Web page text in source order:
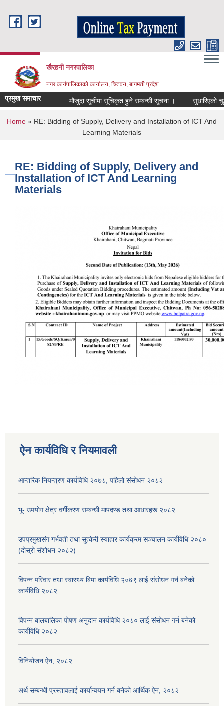
खैरहनी नगरपालिका
नगर कार्यपालिकाको कार्यालय, चितवन, बागमती प्रदेश
प्रमुख समाचार मौजुदा सूचीमा सूचिकृत हुने सम्बन्धी सूचना । सुधारिएको
You are here
Home » RE: Bidding of Supply, Delivery and Installation of ICT And
Learning Materials
RE: Bidding of Supply, Delivery and
Installation of ICT And Learning
Materials
ऐन कार्यविधि र नियमावली
आन्तरिक नियन्त्रण कार्यविधि २०७८, पहिलो संसोधन २०८२
भू- उपयोग क्षेत्र वर्गीकरण सम्बन्धी मापदण्ड तथा आधारहरू २०८२
उपप्रमुखसंग गर्भवती तथा सुत्केरी स्याहार कार्यक्रम सञ्चालन कार्यविधि २०८०
(दोस्रो संशोधन २०८२)
विपन्न परिवार तथा स्वास्थ्य बिमा कार्यविधि २०७९ लाई संसोधन गर्न बनेको
कार्यविधि २०८२
विपन्न बालबालिका पोषण अनुदान कार्यविधि २०८० लाई संसोधन गर्न बनेको
कार्यविधि २०८२
विनियोजन ऐन, २०८२
अर्थ सम्बन्धी प्रस्तावलाई कार्यान्वयन गर्न बनेको आर्थिक ऐन, २०८२